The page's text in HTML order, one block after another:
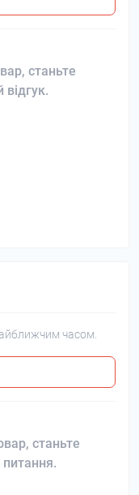
станьте
часом.
станьте